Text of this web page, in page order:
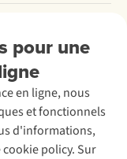
pour une
en ligne, nous
et fonctionnels
d'informations,
policy. Sur